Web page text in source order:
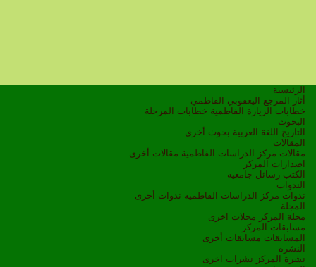
الرئيسية
أثار المرجع اليعقوبي الفاطمي
خطابات الزيارة الفاطمية خطابات المرحلة
البحوث
التاريخ
اللغة العربية بحوث أخرى
المقالات
مقالات مركز الدراسات الفاطمية مقالات أخرى
اصدارات المركز
الكتب رسائل جامعية
الندوات
ندوات مركز الدراسات الفاطمية ندوات أخرى
المجلة
مجلة المركز مجلات اخرى
مسابقات المركز
المسابقات مسابقات أخرى
النشرة
نشرة المركز نشرات اخرى